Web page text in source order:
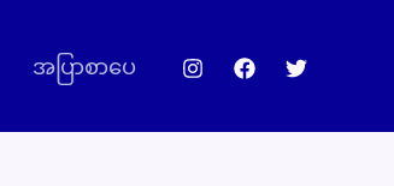
အပြာစာပေ